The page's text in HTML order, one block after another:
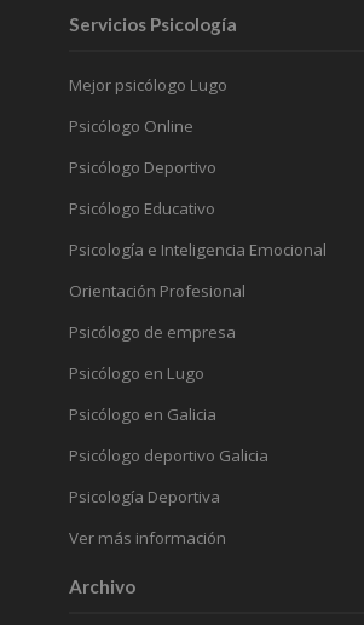
Servicios Psicología
Mejor psicólogo Lugo
Psicólogo Online
Psicólogo Deportivo
Psicólogo Educativo
Psicología e Inteligencia Emocional
Orientación Profesional
Psicólogo de empresa
Psicólogo en Lugo
Psicólogo en Galicia
Psicólogo deportivo Galicia
Psicología Deportiva
Ver más información
Archivo